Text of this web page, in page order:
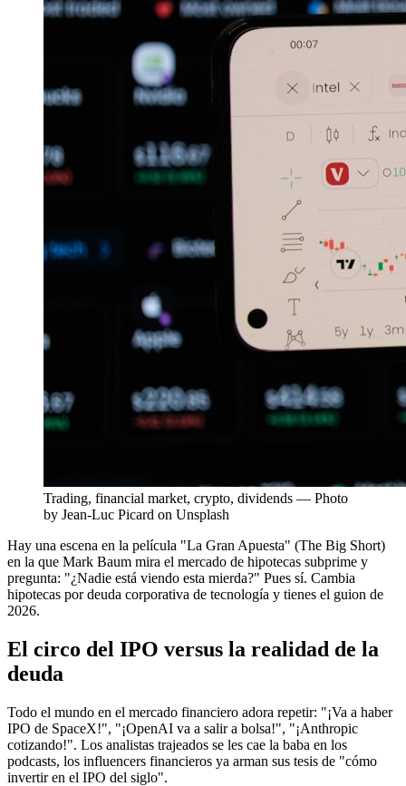
Trading, financial market, crypto, dividends — Photo
by Jean-Luc Picard on Unsplash
Hay una escena en la película "La Gran Apuesta" (The Big Short)
en la que Mark Baum mira el mercado de hipotecas subprime y
pregunta: "¿Nadie está viendo esta mierda?" Pues sí. Cambia
hipotecas por deuda corporativa de tecnología y tienes el guion de
2026.
El circo del IPO versus la realidad de la
deuda
Todo el mundo en el mercado financiero adora repetir: "¡Va a haber
IPO de SpaceX!", "¡OpenAI va a salir a bolsa!", "¡Anthropic
cotizando!". Los analistas trajeados se les cae la baba en los
podcasts, los influencers financieros ya arman sus tesis de "cómo
invertir en el IPO del siglo".